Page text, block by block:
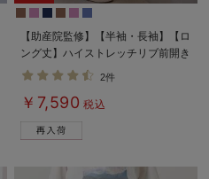
【助産院監修】【半袖・長袖】【ロ
ング丈】ハイストレッチリブ前開き
パジャマ マタニティ・授乳パジャ
マ【出産後も長く使える】
2件
￥7,590 税込